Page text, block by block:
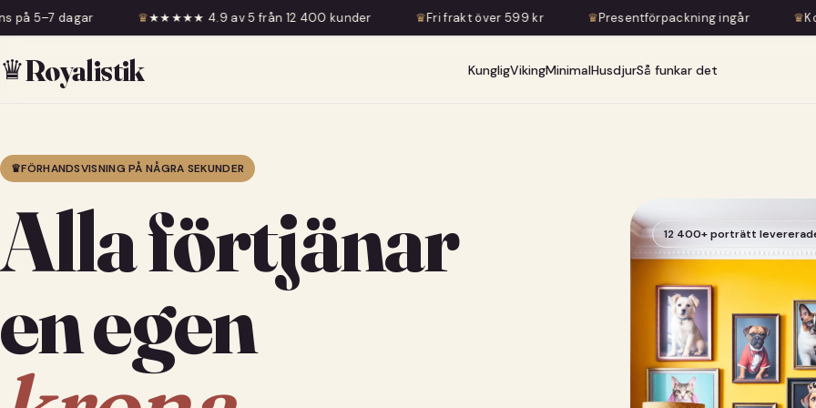
♛★★★★★ 4.9 av 5 från 12 400 kunder ♛Fri frakt över 599 kr ♛Presentförpackning ingår ♛Konstnärlig
♛Royalistik KungligVikingMinimalHusdjurSå funkar det
♛FÖRHANDSVISNING PÅ NÅGRA SEKUNDER
Alla förtjänar
en egen
12 400+ porträtt